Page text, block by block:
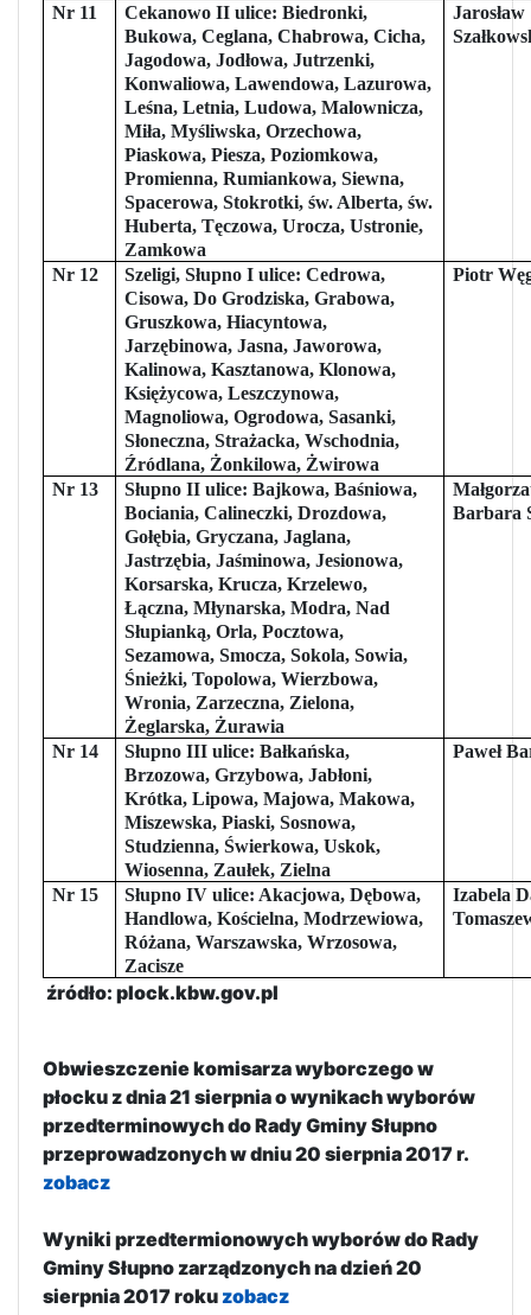
Nr 11
Cekanowo II ulice: Biedronki,
Bukowa, Ceglana, Chabrowa, Cicha,
Jagodowa, Jodłowa, Jutrzenki,
Konwaliowa, Lawendowa, Lazurowa,
Leśna, Letnia, Ludowa, Malownicza,
Miła, Myśliwska, Orzechowa,
Piaskowa, Piesza, Poziomkowa,
Promienna, Rumiankowa, Siewna,
Spacerowa, Stokrotki, św. Alberta, św.
Huberta, Tęczowa, Urocza, Ustronie,
Zamkowa
Jarosław
Nr 12
Szeligi, Słupno I ulice: Cedrowa,
Cisowa, Do Grodziska, Grabowa,
Gruszkowa, Hiacyntowa,
Jarzębinowa, Jasna, Jaworowa,
Kalinowa, Kasztanowa, Klonowa,
Księżycowa, Leszczynowa,
Magnoliowa, Ogrodowa, Sasanki,
Słoneczna, Strażacka, Wschodnia,
Źródlana, Żonkilowa, Żwirowa
Piotr
Nr 13
Słupno II ulice: Bajkowa, Baśniowa,
Bociania, Calineczki, Drozdowa,
Gołębia, Gryczana, Jaglana,
Jastrzębia, Jaśminowa, Jesionowa,
Korsarska, Krucza, Krzelewo,
Łączna, Młynarska, Modra, Nad
Słupianką, Orla, Pocztowa,
Sezamowa, Smocza, Sokola, Sowia,
Śnieżki, Topolowa, Wierzbowa,
Wronia, Zarzeczna, Zielona,
Żeglarska, Żurawia
Barbara
Nr 14
Słupno III ulice: Bałkańska,
Brzozowa, Grzybowa, Jabłoni,
Krótka, Lipowa, Majowa, Makowa,
Miszewska, Piaski, Sosnowa,
Studzienna, Świerkowa, Uskok,
Wiosenna, Zaułek, Zielna
Paweł
Nr 15
Słupno IV ulice: Akacjowa, Dębowa,
Handlowa, Kościelna, Modrzewiowa,
Różana, Warszawska, Wrzosowa,
Zacisze
Izabela
źródło: plock.kbw.gov.pl
Obwieszczenie komisarza wyborczego w
płocku z dnia 21 sierpnia o wynikach wyborów
przedterminowych do Rady Gminy Słupno
przeprowadzonych w dniu 20 sierpnia 2017 r.
zobacz
Wyniki przedtermionowych wyborów do Rady
Gminy Słupno zarządzonych na dzień 20
sierpnia 2017 rokuzobacz